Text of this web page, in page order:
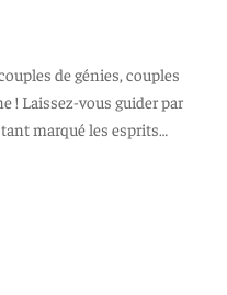
de génies, couples
! Laissez-vous guider par
marqué les esprits…